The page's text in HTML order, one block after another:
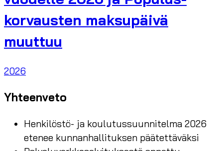
korvausten maksupäivä
muuttuu
2026
Yhteenveto
Henkilöstö- ja koulutussuunnitelma 2026
etenee kunnanhallituksen päätettäväksi